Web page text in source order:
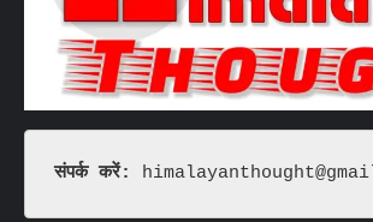
संपर्क करें: